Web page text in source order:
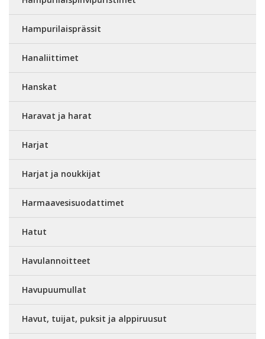
Hampurilaisprässit
Hanaliittimet
Hanskat
Haravat ja harat
Harjat
Harjat ja noukkijat
Harmaavesisuodattimet
Hatut
Havulannoitteet
Havupuumullat
Havut, tuijat, puksit ja alppiruusut